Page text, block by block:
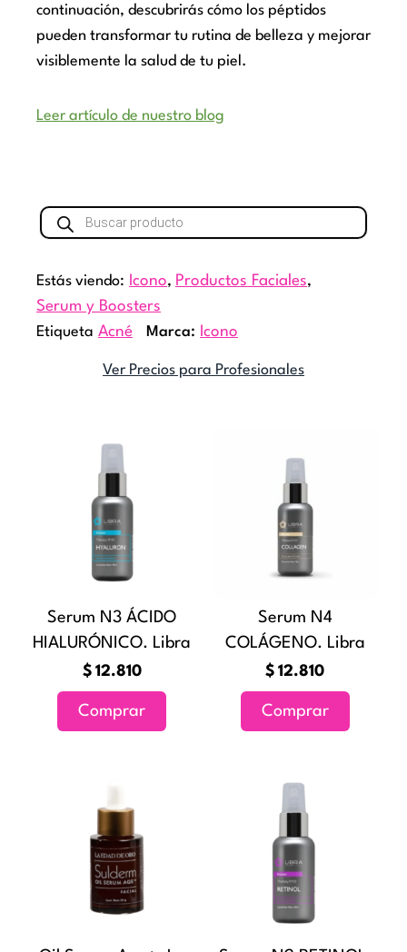
continuación, descubrirás cómo los péptidos
pueden transformar tu rutina de belleza y mejorar
visiblemente la salud de tu piel.
Leer artículo de nuestro blog
Búsqueda
de
Estás viendo: Icono, Productos Faciales,
Serum y Boosters
Etiqueta Acné Marca: Icono
Ver Precios para Profesionales
Serum N3 ÁCIDO
HIALURÓNICO. Libra
$ 12.810
Comprar
Serum N4
COLÁGENO. Libra
$ 12.810
Comprar